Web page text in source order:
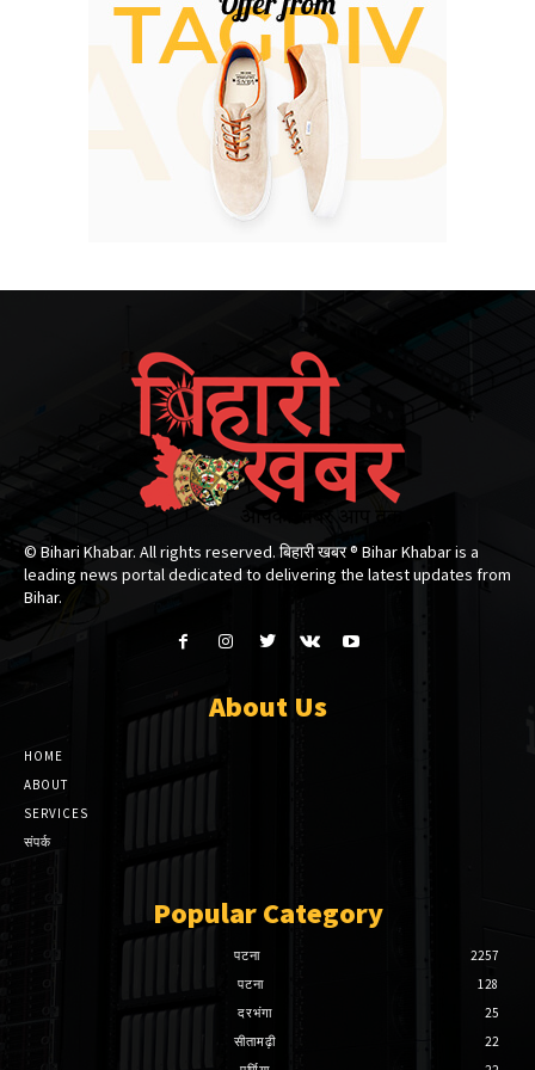
© Bihari Khabar. All rights reserved. बिहारी खबर ®​ Bihar Khabar is a
leading news portal dedicated to delivering the latest updates from
Bihar.
About Us
HOME
ABOUT
SERVICES
संपर्क
Popular Category
पटना
2257
पटना
128
दरभंगा
25
सीतामढ़ी
22